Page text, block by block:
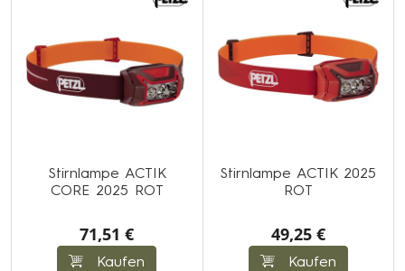
Stirnlampe ACTIK
CORE 2025 ROT
71,51 €
Kaufen
Stirnlampe ACTIK 2025
ROT
49,25 €
Kaufen